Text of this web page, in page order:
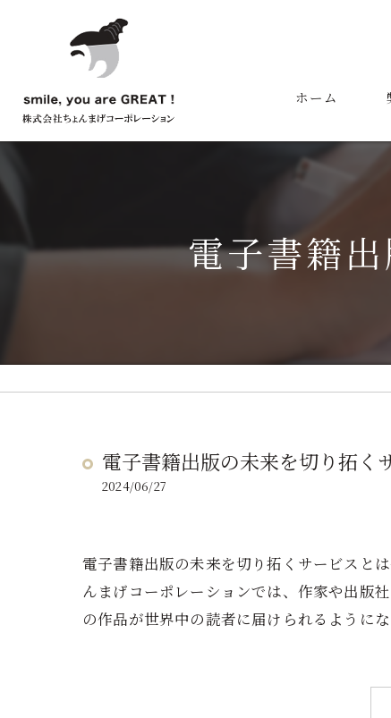
ホーム
電子書籍
電子書籍出版の未来を切り拓く
2024/06/27
電子書籍出版の未来を切り拓くサービスと
んまげコーポレーションでは、作家や出版
の作品が世界中の読者に届けられるように